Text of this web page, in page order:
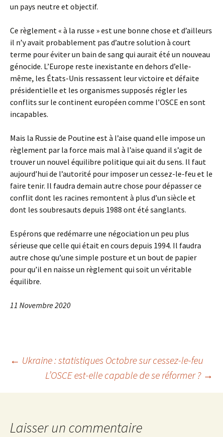
un pays neutre et objectif.
Ce règlement « à la russe » est une bonne chose et d’ailleurs
il n’y avait probablement pas d’autre solution à court
terme pour éviter un bain de sang qui aurait été un nouveau
génocide. L’Europe reste inexistante en dehors d’elle-
même, les États-Unis ressassent leur victoire et défaite
présidentielle et les organismes supposés régler les
conflits sur le continent européen comme l’OSCE en sont
incapables.
Mais la Russie de Poutine est à l’aise quand elle impose un
règlement par la force mais mal à l’aise quand il s’agit de
trouver un nouvel équilibre politique qui ait du sens. Il faut
aujourd’hui de l’autorité pour imposer un cessez-le-feu et le
faire tenir. Il faudra demain autre chose pour dépasser ce
conflit dont les racines remontent à plus d’un siècle et
dont les soubresauts depuis 1988 ont été sanglants.
Espérons que redémarre une négociation un peu plus
sérieuse que celle qui était en cours depuis 1994. Il faudra
autre chose qu’une simple posture et un bout de papier
pour qu’il en naisse un règlement qui soit un véritable
équilibre.
11 Novembre 2020
Navigation
des
articles
← Ukraine : statistiques Octobre sur cessez-le-feu
L’OSCE est-elle capable de se réformer ? →
Laisser un commentaire